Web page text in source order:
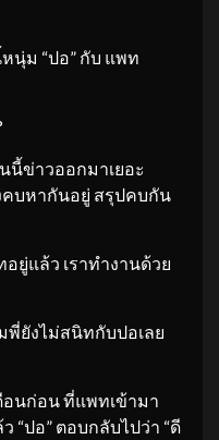
นุ่ม “ปอ” กับ แพท
นี้ข่าวออกมาเยอะ
บหากันอยู่ สรุปคบกัน
แล้ว เราทำงานด้วย
พี่ยังไม่สนิทกับปอเลย
นก่อน ที่แพทเข้ามา
“ปอ” ตอบกลับไปว่า “ดี